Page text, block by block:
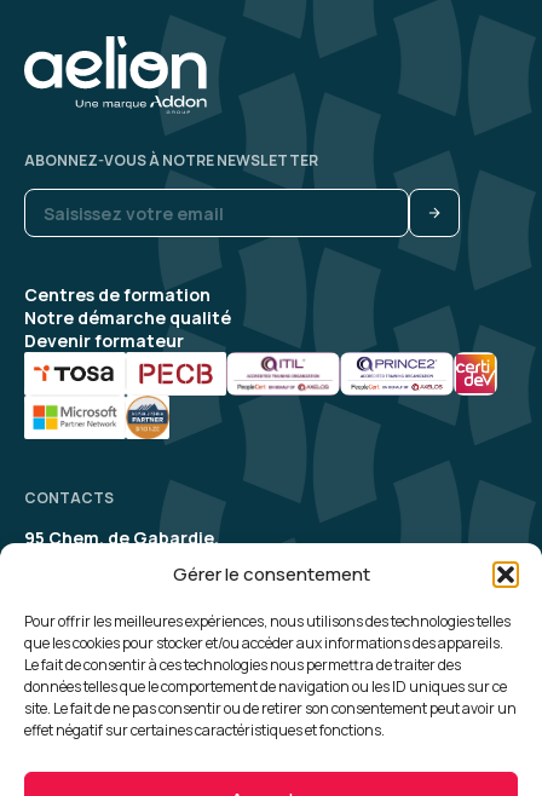
Gérer le consentement
Pour offrir les meilleures expériences, nous utilisons des technologies telles
que les cookies pour stocker et/ou accéder aux informations des appareils.
Le fait de consentir à ces technologies nous permettra de traiter des
données telles que le comportement de navigation ou les ID uniques sur ce
site. Le fait de ne pas consentir ou de retirer son consentement peut avoir un
effet négatif sur certaines caractéristiques et fonctions.
Centres de formation
Notre démarche qualité
Devenir formateur
ABONNEZ-VOUS À NOTRE NEWSLETTER
CONTACTS
95 Chem. de Gabardie,
contact@aelion.com
UNE QUESTION, UN RENSEIGNEMENT ?
Contactez-nous
Politique de cookies